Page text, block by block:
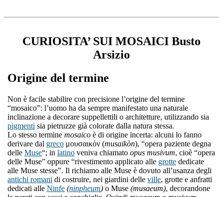
CURIOSITA’ SUI MOSAICI Busto
Arsizio
Origine del termine
Non è facile stabilire con precisione l’origine del termine
“mosaico”: l’uomo ha da sempre manifestato una naturale
inclinazione a decorare suppellettili o architetture, utilizzando sia
pigmenti sia pietruzze già colorate dalla natura stessa.
Lo stesso termine mosaico è di origine incerta: alcuni lo fanno
derivare dal greco μουσαικόν (musaikòn), “opera paziente degna
delle Muse“; in latino veniva chiamato opus musivum, cioè “opera
delle Muse” oppure “rivestimento applicato alle grotte dedicate
alle Muse stesse”. Il richiamo alle Muse è dovuto all’usanza degli
antichi romani di costruire, nei giardini delle ville, grotte e anfratti
dedicati alle Ninfe (ninpheum) o Muse (musaeum), decorandone